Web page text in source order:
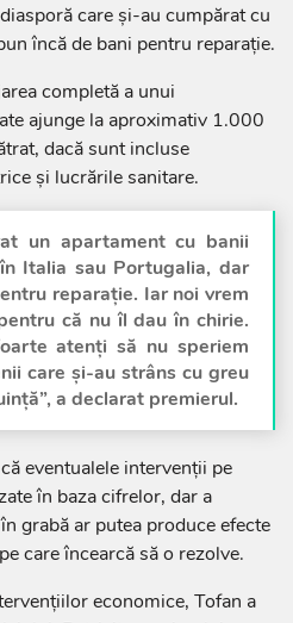
care și-au cumpărat cu
încă de bani pentru reparație.
completă a unui
ajunge la aproximativ 1.000
dacă sunt incluse
și lucrările sanitare.
un apartament cu banii
Italia sau Portugalia, dar
reparație. Iar noi vrem
că nu îl dau în chirie.
atenți să nu speriem
care și-au strâns cu greu
a declarat premierul.
eventualele intervenții pe
în baza cifrelor, dar a
grabă ar putea produce efecte
care încearcă să o rezolve.
economice, Tofan a